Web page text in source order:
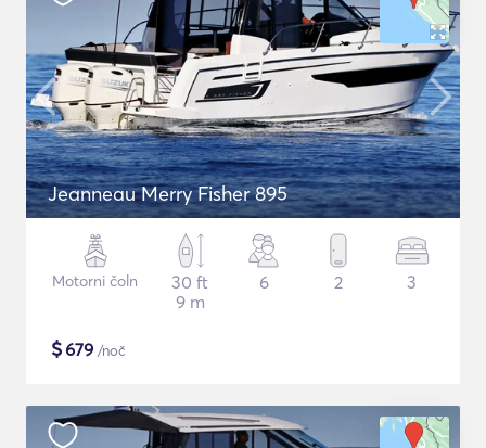
Jeanneau Merry Fisher 895
Motorni čoln
30 ft
9 m
6 2 3
$679 /noč